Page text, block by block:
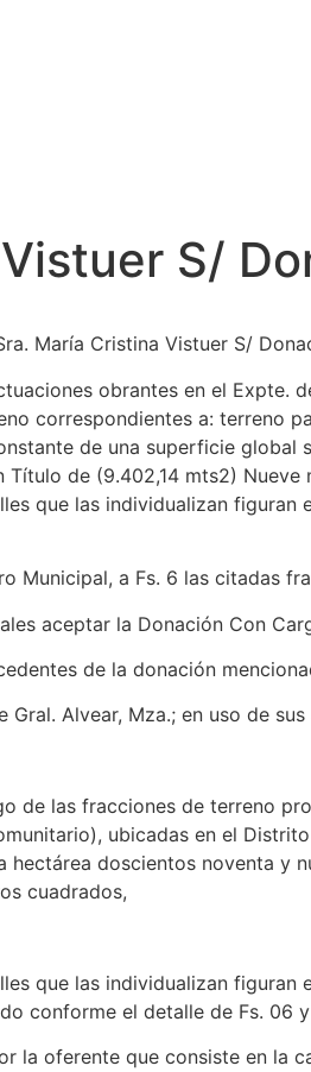
S/
María Cristina Vistuer S/
obrantes en el
correspondientes a: terreno
de una superficie
de (9.402,14 mts2)
que las individualizan
Municipal, a Fs. 6 las citadas
aceptar la Donación Con
de la donación
Gral. Alvear, Mza.; en uso de
de las fracciones de terreno
ubicadas en el
hectárea doscientos noventa
cuadrados,
que las individualizan
conforme el detalle de Fs. 06
la oferente que consiste en la